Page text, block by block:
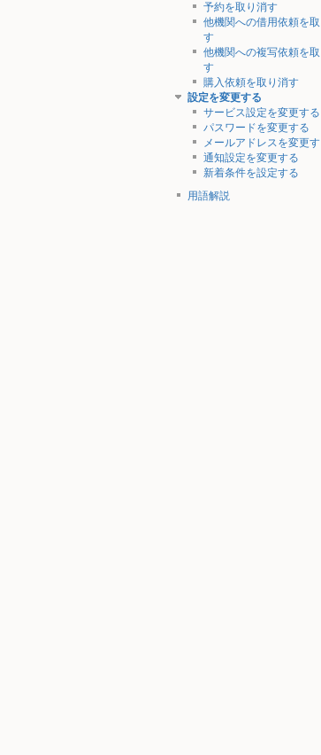
予約を取り消す
他機関への借用依頼を
す
他機関への複写依頼を
す
購入依頼を取り消す
設定を変更する
サービス設定を変更する
パスワードを変更する
メールアドレスを変更
通知設定を変更する
新着条件を設定する
用語解説